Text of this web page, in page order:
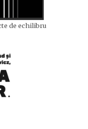
de echilibru